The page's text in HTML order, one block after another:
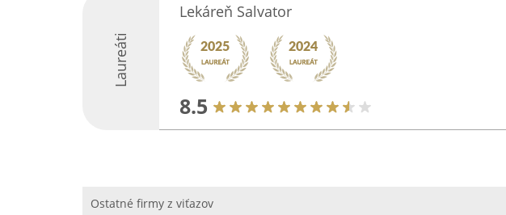
Laureáti
Lekáreň Salvator
8.5
Ostatné firmy z viťazov